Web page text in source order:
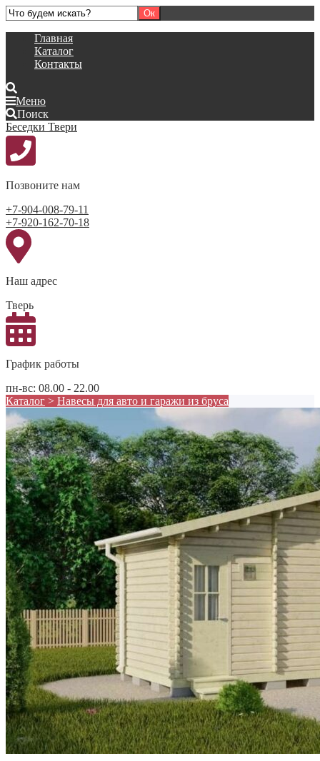
Главная
Каталог
Контакты
Меню
Поиск
Беседки Твери
Позвоните нам
+7-904-008-79-11
+7-920-162-70-18
Наш адрес
Тверь
График работы
пн-вс: 08.00 - 22.00
Каталог > Навесы для авто и гаражи из бруса